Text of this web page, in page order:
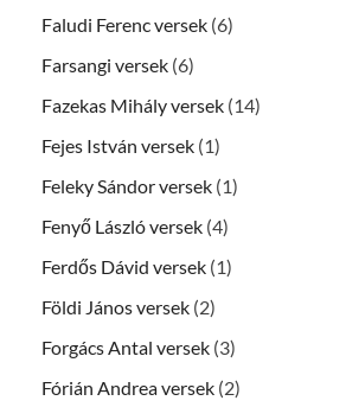
Faludi Ferenc versek (6)
Farsangi versek (6)
Fazekas Mihály versek (14)
Fejes István versek (1)
Feleky Sándor versek (1)
Fenyő László versek (4)
Ferdős Dávid versek (1)
Földi János versek (2)
Forgács Antal versek (3)
Fórián Andrea versek (2)